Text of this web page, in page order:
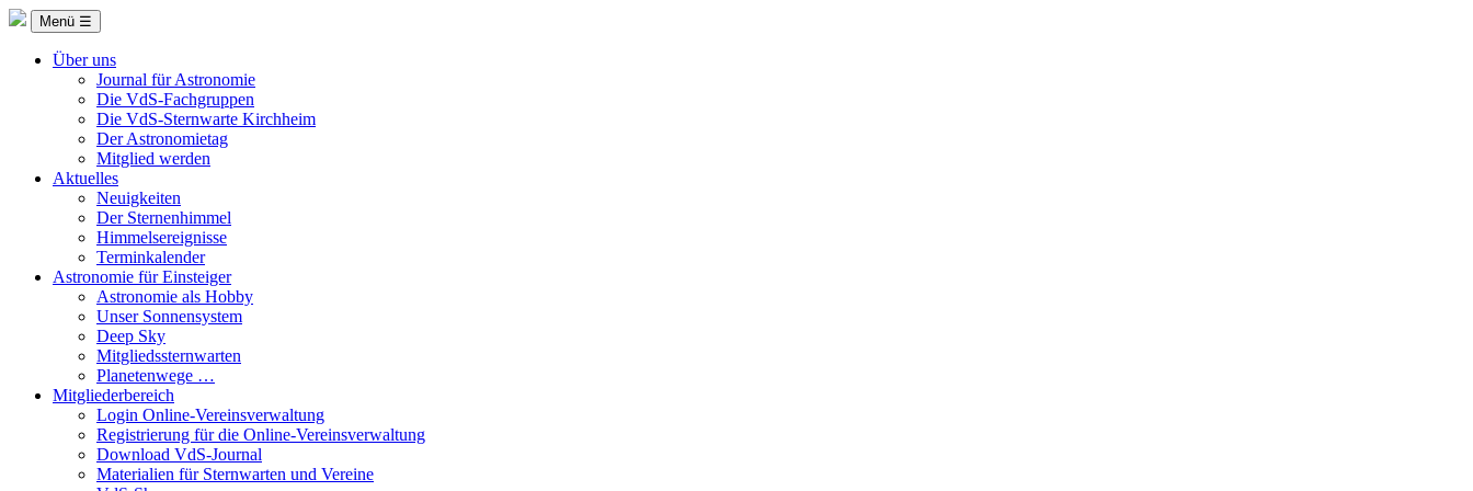
Menü ☰
Über uns
Journal für Astronomie
Die VdS-Fachgruppen
Die VdS-Sternwarte Kirchheim
Der Astronomietag
Mitglied werden
Aktuelles
Neuigkeiten
Der Sternenhimmel
Himmelsereignisse
Terminkalender
Astronomie für Einsteiger
Astronomie als Hobby
Unser Sonnensystem
Deep Sky
Mitgliedssternwarten
Planetenwege …
Mitgliederbereich
Login Online-Vereinsverwaltung
Registrierung für die Online-Vereinsverwaltung
Download VdS-Journal
Materialien für Sternwarten und Vereine